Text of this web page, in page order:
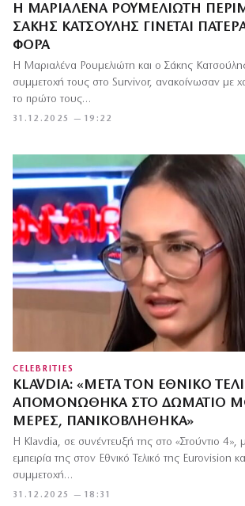
Η ΜΑΡΙΑΛΈΝΑ ΡΟΥΜΕΛΙΏΤΗ
ΣΆΚΗΣ ΚΑΤΣΟΎΛΗΣ ΓΊΝΕΤΑΙ
ΦΟΡΆ
31.12.2025 — 19:22
Η Μαριαλένα Ρουμελιώτη και ο Σάκης
συμμετοχή τους στο Survivor, ανακοίνωσαν με
το πρώτο τους…
CELEBRITIES
KLAVDIA: «ΜΕΤΆ ΤΟΝ ΕΘΝΙΚΌ
ΑΠΟΜΟΝΏΘΗΚΑ ΣΤΟ ΔΩΜΆΤΙΌ
ΜΈΡΕΣ, ΠΑΝΙΚΟΒΛΉΘΗΚΑ»
31.12.2025 — 18:31
Η Klavdia, σε συνέντευξή της στο «Στούντιο 4»,
εμπειρία της στον Εθνικό Τελικό της Eurovision
συμμετοχή…